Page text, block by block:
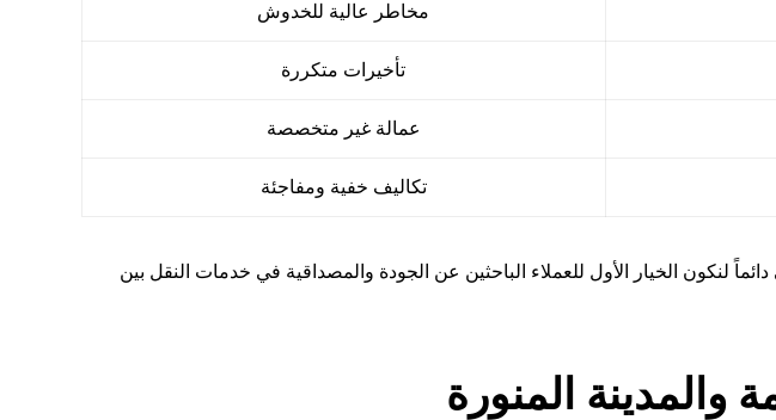
مخاطر عالية للخدوش
تأخيرات متكررة
عمالة غير متخصصة
تكاليف خفية ومفاجئة
لنكون الخيار الأول للعملاء الباحثين عن الجودة والمصداقية في خدمات النقل بين
المنورة